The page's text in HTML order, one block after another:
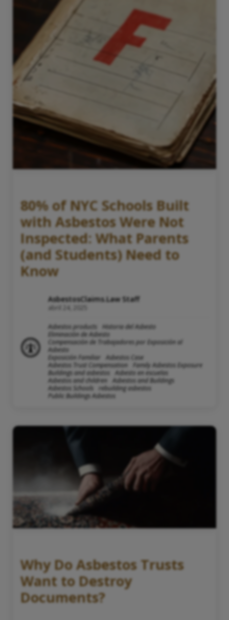
80% of NYC Schools Built
with Asbestos Were Not
Inspected: What Parents
(and Students) Need to
Know
AsbestosClaims.Law Staff
abril 24, 2025
Asbestos products
Historia del Asbesto
Eliminación de Asbesto
Compensación de Trabajadores por Exposición al
Asbesto
Exposición Familiar
Asbestos Case
Asbestos Trust Compensation
Family Asbestos Exposure
Buildings and asbestos
Asbesto en escuelas
Asbestos and children
Asbestos and Buildings
Asbestos Schools
rebuilding asbestos
Public Buildings Asbestos
Why Do Asbestos Trusts
Want to Destroy
Documents?